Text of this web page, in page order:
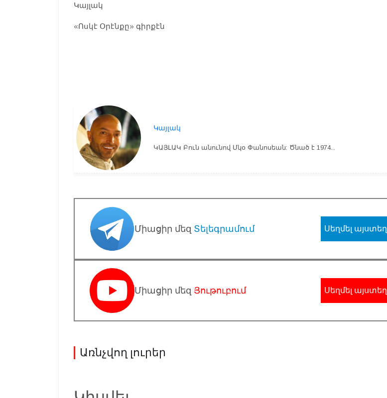
Կայլակ
«Ոսկէ Օրէնքը» գիրքէն
Կայլակ
ԿԱՅԼԱԿ Բուն անունով Մկօ Փանոսեան: Ծնած է 1974...
Միացիր մեզ Տելեգրամում Սեղմել այստեղ
Միացիր մեզ Յութուբում Սեղմել այստեղ
Առնչվող լուրեր